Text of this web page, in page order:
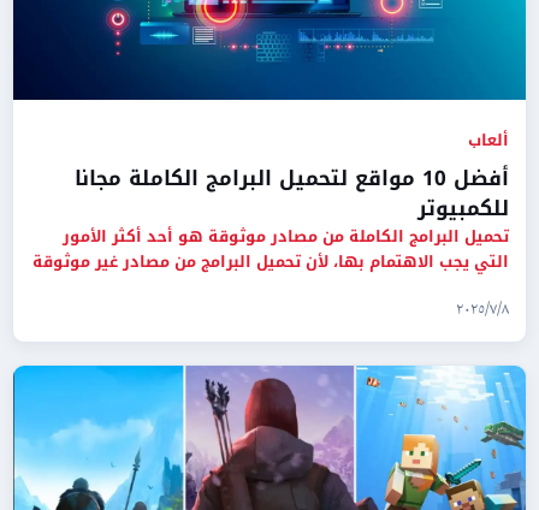
ألعاب
أفضل 10 مواقع لتحميل البرامج الكاملة مجانا
للكمبيوتر
تحميل البرامج الكاملة من مصادر موثوقة هو أحد أكثر الأمور
التي يجب الاهتمام بها، لأن تحميل البرامج من مصادر غير موثوقة
٨‏/٧‏/٢٠٢٥